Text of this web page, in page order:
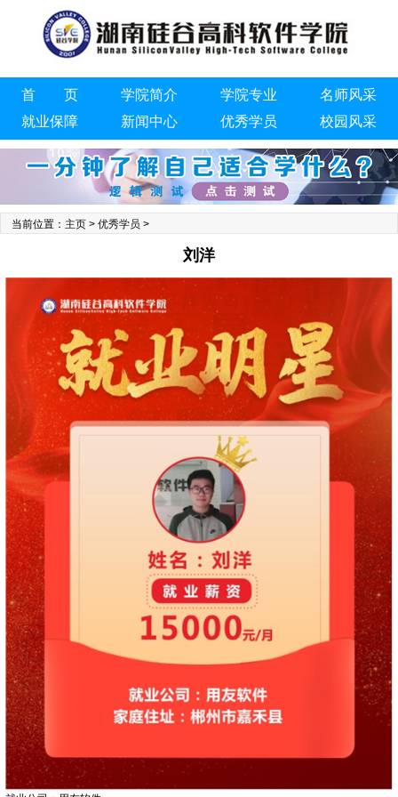
首 页 学院简介 学院专业
名师风采
就业保障
新闻中心 优秀学员
校园风采
联系我们
当前位置： 主页 > 优秀学员 >
刘洋